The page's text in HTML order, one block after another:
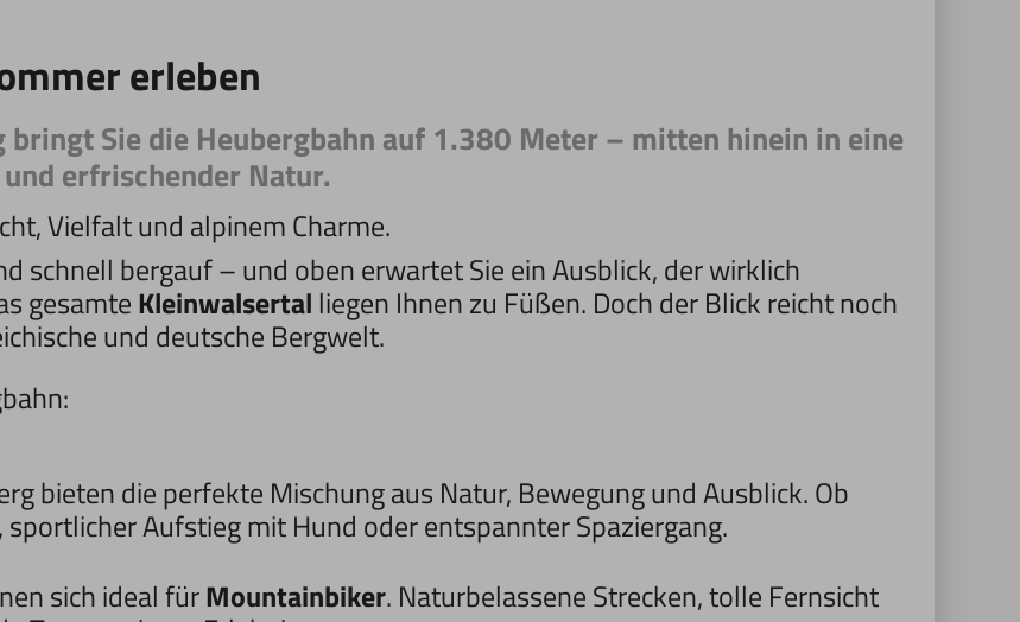
erleben
Sie die Heubergbahn auf 1.380 Meter – mitten hinein in eine
erfrischender Natur.
Vielfalt und alpinem Charme.
schnell bergauf – und oben erwartet Sie ein Ausblick, der wirklich
gesamteKleinwalsertal liegen Ihnen zu Füßen. Doch der Blick reicht noch
und deutsche Bergwelt.
bieten die perfekte Mischung aus Natur, Bewegung und Ausblick. Ob
, sportlicher Aufstieg mit Hund oder entspannter Spaziergang.
sich ideal fürMountainbiker. Naturbelassene Strecken, tolle Fernsicht